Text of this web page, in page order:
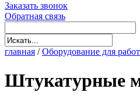
Заказать звонок
Обратная связь
главная /Оборудование для
Штукатурные